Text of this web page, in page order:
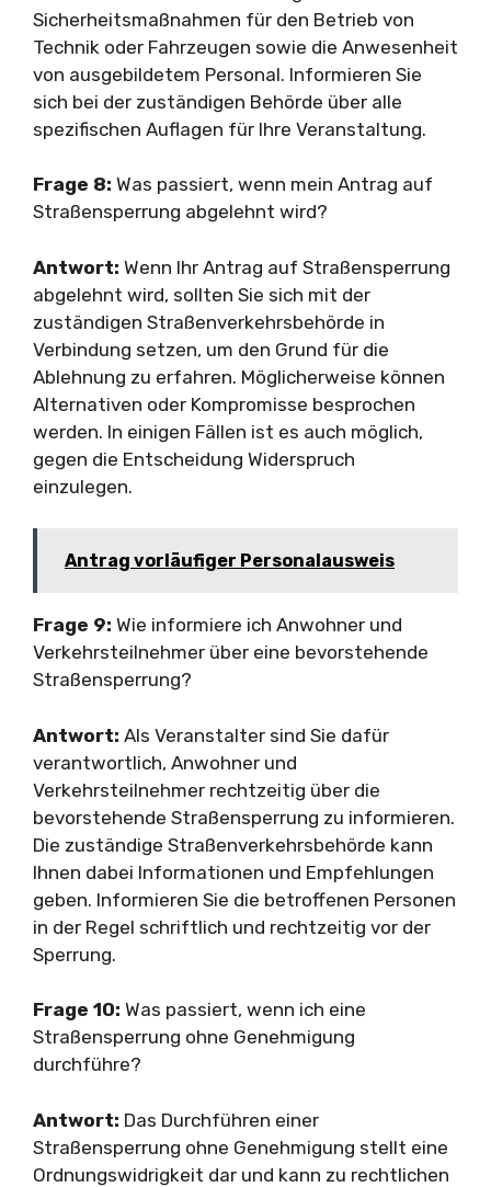
Sicherheitsmaßnahmen für den Betrieb von
Technik oder Fahrzeugen sowie die Anwesenheit
von ausgebildetem Personal. Informieren Sie
sich bei der zuständigen Behörde über alle
spezifischen Auflagen für Ihre Veranstaltung.
Frage 8: Was passiert, wenn mein Antrag auf
Straßensperrung abgelehnt wird?
Antwort: Wenn Ihr Antrag auf Straßensperrung
abgelehnt wird, sollten Sie sich mit der
zuständigen Straßenverkehrsbehörde in
Verbindung setzen, um den Grund für die
Ablehnung zu erfahren. Möglicherweise können
Alternativen oder Kompromisse besprochen
werden. In einigen Fällen ist es auch möglich,
gegen die Entscheidung Widerspruch
einzulegen.
Antrag vorläufiger Personalausweis
Frage 9: Wie informiere ich Anwohner und
Verkehrsteilnehmer über eine bevorstehende
Straßensperrung?
Antwort: Als Veranstalter sind Sie dafür
verantwortlich, Anwohner und
Verkehrsteilnehmer rechtzeitig über die
bevorstehende Straßensperrung zu informieren.
Die zuständige Straßenverkehrsbehörde kann
Ihnen dabei Informationen und Empfehlungen
geben. Informieren Sie die betroffenen Personen
in der Regel schriftlich und rechtzeitig vor der
Sperrung.
Frage 10: Was passiert, wenn ich eine
Straßensperrung ohne Genehmigung
durchführe?
Antwort: Das Durchführen einer
Straßensperrung ohne Genehmigung stellt eine
Ordnungswidrigkeit dar und kann zu rechtlichen